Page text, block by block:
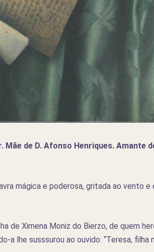
Mãe de D. Afonso Henriques. Amante
mágica e poderosa, gritada ao vento
de Ximena Moniz do Bierzo, de quem
lhe susssurou ao ouvido: “Teresa, filha